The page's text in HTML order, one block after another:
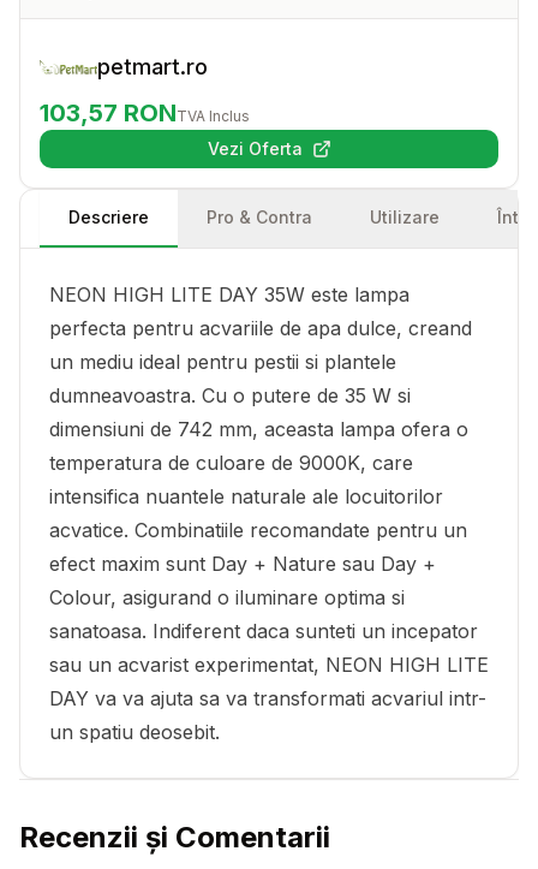
petmart.ro
103,57 RONTVA Inclus
Vezi Oferta(se deschide într-o filă nouă)
Descriere Pro & Contra Utilizare
NEON HIGH LITE DAY 35W este lampa
perfecta pentru acvariile de apa dulce, creand
un mediu ideal pentru pestii si plantele
dumneavoastra. Cu o putere de 35 W si
dimensiuni de 742 mm, aceasta lampa ofera o
temperatura de culoare de 9000K, care
intensifica nuantele naturale ale locuitorilor
acvatice. Combinatiile recomandate pentru un
efect maxim sunt Day + Nature sau Day +
Colour, asigurand o iluminare optima si
sanatoasa. Indiferent daca sunteti un incepator
sau un acvarist experimentat, NEON HIGH LITE
DAY va va ajuta sa va transformati acvariul intr-
un spatiu deosebit.
Recenzii și Comentarii